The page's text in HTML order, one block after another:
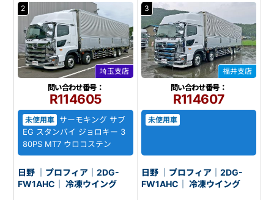
2
埼玉支店
問い合わせ番号：
R114605
未使用車
サーモキング サブ
EG スタンバイ ジョロキー 3
80PS MT7 ウロコステン
日野 ｜プロフィア｜2DG-
FW1AHC｜ 冷凍ウイング
3
福井支店
問い合わせ番号：
R114607
未使用車
日野 ｜プロフィア｜2DG-
FW1AHC｜ 冷凍ウイング